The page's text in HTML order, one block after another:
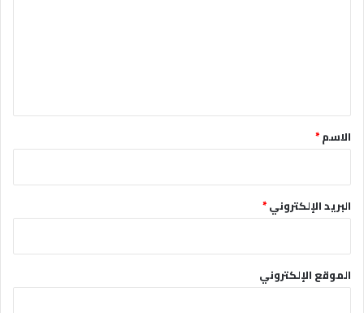
*الاسم*
البريد الإلكتروني*
الموقع الإلكتروني